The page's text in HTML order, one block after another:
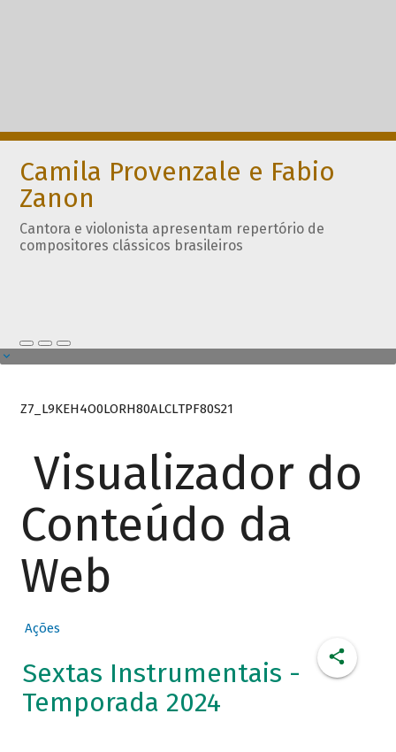
Camila Provenzale e Fabio
Zanon
Cantora e violonista apresentam repertório de
compositores clássicos brasileiros
Z7_L9KEH4O0LORH80ALCLTPF80S21
Visualizador do
Conteúdo da
Web
Ações
Sextas Instrumentais -
Temporada 2024